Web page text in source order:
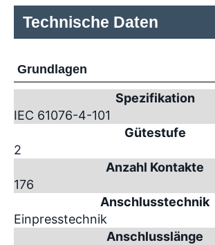
Technische Daten
Grundlagen
Spezifikation
IEC 61076-4-101
Gütestufe
2
Anzahl Kontakte
176
Anschlusstechnik
Einpresstechnik
Anschlusslänge